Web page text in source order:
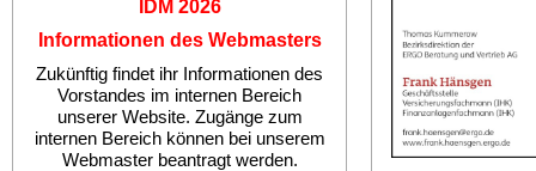
IDM 2026
Informationen des Webmasters
Zukünftig findet ihr Informationen des
Vorstandes im internen Bereich
unserer Website. Zugänge zum
internen Bereich können bei unserem
Webmaster beantragt werden.